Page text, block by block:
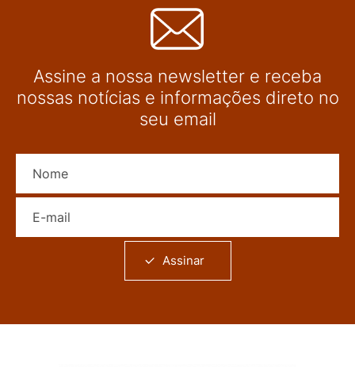
Assine a nossa newsletter e receba
nossas notícias e informações direto no
seu email
Assinar